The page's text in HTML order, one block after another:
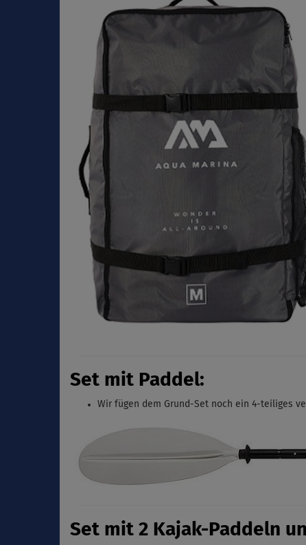
Set mit Paddel:
Wir fügen dem Grund-Set noch ein 4-teiliges
Set mit 2 Kajak-Paddeln